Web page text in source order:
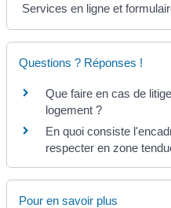
Services en ligne et
Questions ? Réponses !
Que faire en cas de
logement ?
En quoi consiste
respecter en zone
Pour en savoir plus